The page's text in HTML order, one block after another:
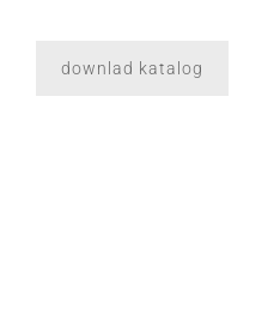
down­lad katalog